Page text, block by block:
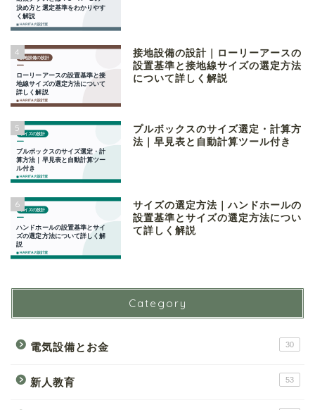
4
接地設備の設計｜ローリーアースの
設置基準と接地線サイズの選定方法
について詳しく解説
5
プルボックスのサイズ選定・計算方
法｜早見表と自動計算ツール付き
6
サイズの選定方法｜ハンドホールの
設置基準とサイズの選定方法につい
て詳しく解説
Category
電気設備とお金 30
新人教育 53